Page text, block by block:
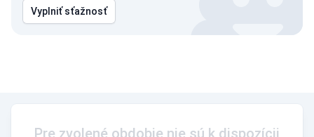
Vyplniť sťažnosť
Pre zvolené obdobie nie sú k dispozícii